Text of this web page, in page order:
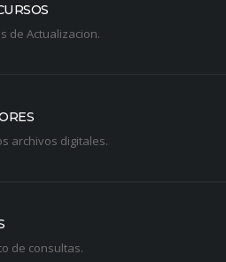
de Actualizacion.
archivos digitales.
de consultas.